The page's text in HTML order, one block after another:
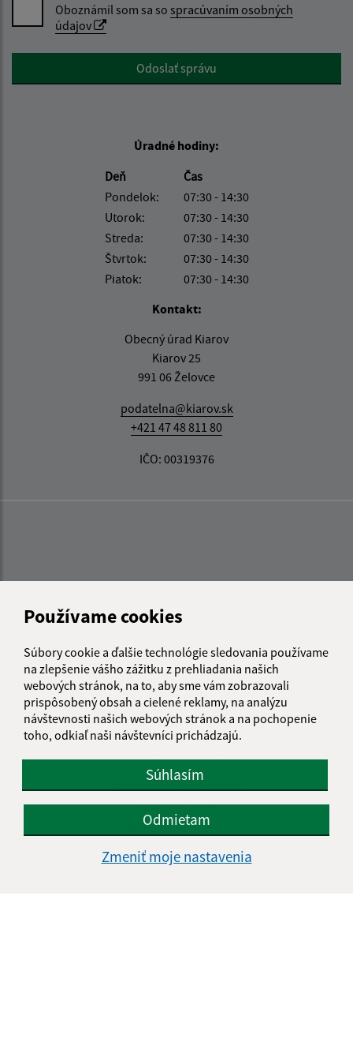
Používame cookies
Súbory cookie a ďalšie technológie sledovania používame
na zlepšenie vášho zážitku z prehliadania našich
webových stránok, na to, aby sme vám zobrazovali
prispôsobený obsah a cielené reklamy, na analýzu
návštevnosti našich webových stránok a na pochopenie
toho, odkiaľ naši návštevníci prichádzajú.
Súhlasím
Odmietam
Zmeniť moje nastavenia
Oboznámil som sa so spracúvaním osobných
údajov
Google reCaptcha ResponseOdoslať správu
Úradné hodiny:
Deň
Čas
Pondelok:
07:30 - 14:30
Utorok:
07:30 - 14:30
Streda:
07:30 - 14:30
Štvrtok:
07:30 - 14:30
Piatok:
07:30 - 14:30
Kontakt:
Obecný úrad Kiarov
Kiarov 25
991 06 Želovce
podatelna@kiarov.sk
+421 47 48 811 80
IČO: 00319376
Informácie o stránke:
Vyhlásenie o prístupnosti
Autorské práva
Ochrana osobných údajov
Navigácia: